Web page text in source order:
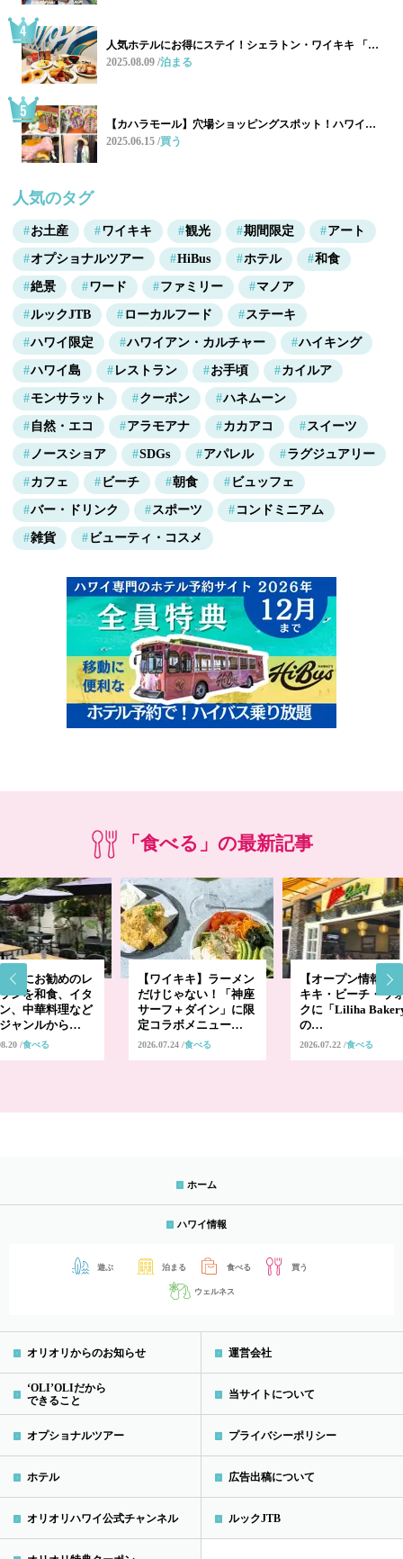
人気ホテルにお得にステイ！シェラトン・ワイキキ 「…
2025.08.09 泊まる
【カハラモール】穴場ショッピングスポット！ハワイ…
2025.06.15 買う
人気のタグ
お土産 ワイキキ 観光 期間限定 アート
オプショナルツアー HiBus ホテル 和食
絶景 ワード ファミリー マノア
ルックJTB ローカルフード ステーキ
ハワイ限定 ハワイアン・カルチャー ハイキング
ハワイ島 レストラン お手頃 カイルア
モンサラット クーポン ハネムーン
自然・エコ アラモアナ カカアコ スイーツ
ノースショア SDGs アパレル ラグジュアリー
カフェ ビーチ 朝食 ビュッフェ
バー・ドリンク スポーツ コンドミニアム
雑貨 ビューティ・コスメ
「食べる」の最新記事
プにお勧めのレ
ンを和食、イタ
、中華料理など
ャンルから…
食べる
【ワイキキ】ラーメン
だけじゃない！「神座
サーフ＋ダイン」に限
定コラボメニュー…
2026.07.24 食べる
【オープン情報】
キキ・ビーチ・ウ
クに「Liliha
の…
2026.07.22 食べる
ホーム
ハワイ情報
遊ぶ 泊まる 食べる 買う
ウェルネス
オリオリからのお知らせ
‘OLI’OLIだから
できること
オプショナルツアー
ホテル
オリオリハワイ公式チャンネル
運営会社
当サイトについて
プライバシーポリシー
広告出稿について
ルックJTB